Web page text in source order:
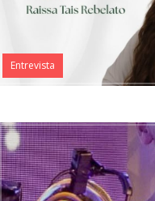
Entrevista